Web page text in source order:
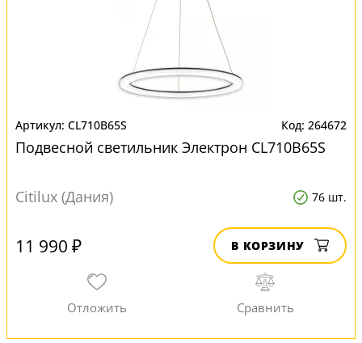
CL710B65S 264672
Подвесной светильник Электрон CL710B65S
Citilux (Дания) 76 шт.
11 990 ₽ В КОРЗИНУ